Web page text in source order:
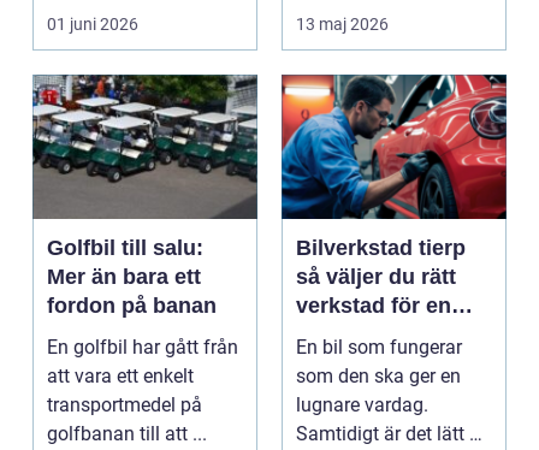
båtägare och
fastighetsförv...
01 juni 2026
mellanrum. För många
biläga...
13 maj 2026
Golfbil till salu:
Mer än bara ett
fordon på banan
En golfbil har gått från
att vara ett enkelt
transportmedel på
golfbanan till att ...
Bilverkstad tierp
så väljer du rätt
verkstad för en
tryggare bilvardag
En bil som fungerar
som den ska ger en
lugnare vardag.
Samtidigt är det lätt att